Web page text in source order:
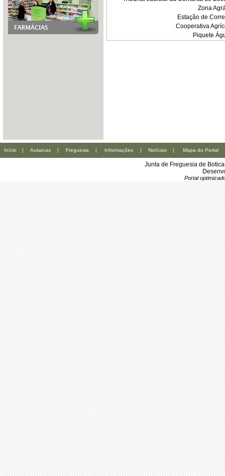
Zona
Estação de
Cooperativa
Piquete
Início | Autarcas | Freguesia | Informações | Notícias | Mapa do Portal
Junta de Freguesia de
Portal